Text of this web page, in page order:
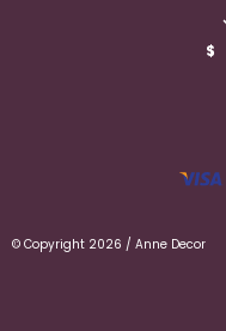
© Copyright 2026 / Anne Decor